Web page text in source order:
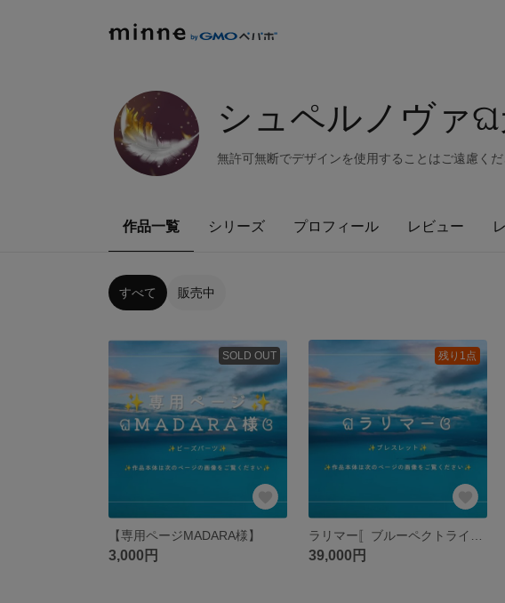
シュペルノヴァ
無許可無断でデザインを使用することはご遠慮く
作品一覧 シリーズ プロフィール レビュー
すべて 販売中
SOLD OUT
【専用ページMADARA様】
3,000円
残り1点
39,000円